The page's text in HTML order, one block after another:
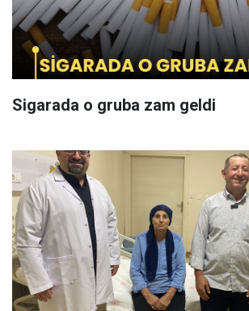
Sigarada o gruba zam geldi